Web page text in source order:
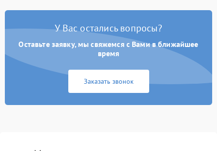
У Вас остались вопросы?
Оставьте заявку, мы свяжемся с Вами в ближайшее
время
Заказать звонок